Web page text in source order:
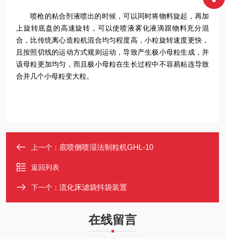
喷枪的粘合剂液喷出的时候，可以同时将物料旋起，再加
上旋转底盘的高速旋转，可以使喷液雾化液滴跟物料充分混
合，比传统离心造粒机混合均匀程度高，小粒旋转速度更快，
且按照切线的运动方式规则运动，导致产生极小母粒生成，并
该母粒更加均匀，而且极小母粒在生长过程中不容易粘连导致
合并几个小母粒变大粒。
上一个： 底喷侧喷湿法制粒机GHL-10
返回列表
下一个： 流化床滤袋抖袋装置
在线留言